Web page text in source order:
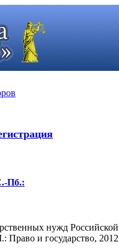
Пб.:
нужд
Право и государство,